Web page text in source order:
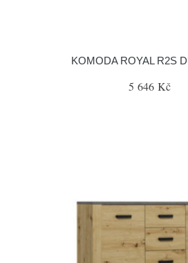
KOMODA ROYAL R2S
5 646 Kč